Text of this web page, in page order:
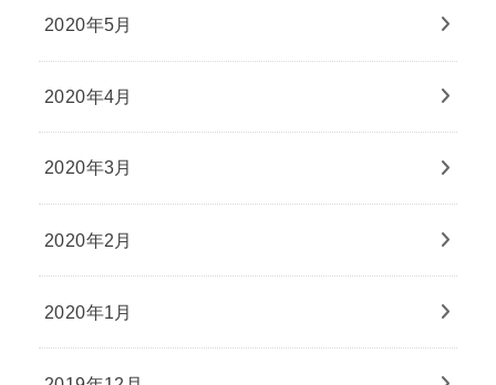
2020年5月
2020年4月
2020年3月
2020年2月
2020年1月